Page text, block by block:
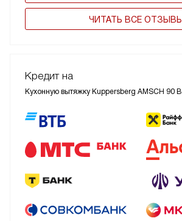
ЧИТАТЬ ВСЕ ОТЗЫВЫ
Кредит на
Кухонную вытяжку Kuppersberg AMSCH 90 B